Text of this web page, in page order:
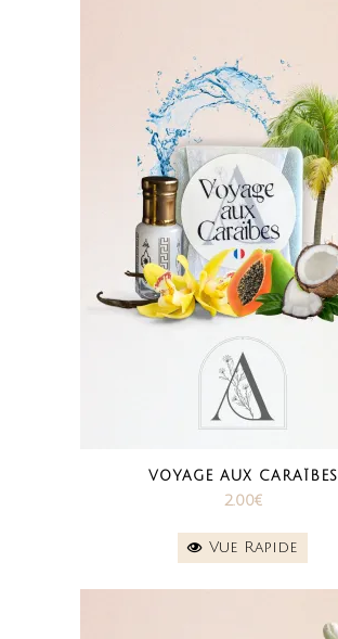
VOYAGE AUX CARAÏBES
2.00€
Vue Rapide